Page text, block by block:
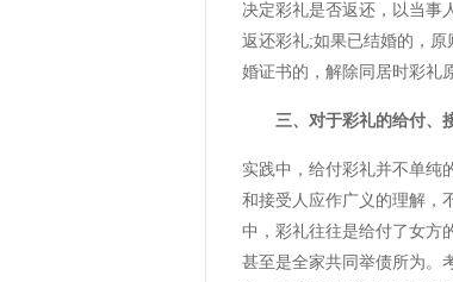
决定彩礼是否返还，以当事
返还彩礼;如果已结婚的，
婚证书的，解除同居时彩礼
三、对于彩礼的给付、
实践中，给付彩礼并不单纯
和接受人应作广义的理解，
中，彩礼往往是给付了女方
甚至是全家共同举债所为。